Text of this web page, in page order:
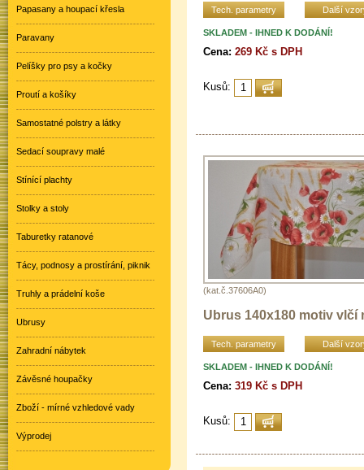
Tech. parametry Další
SKLADEM - IHNED K DODÁNÍ!
Cena: 269 Kč s DPH
Kusů:
(kat.č.37606A0)
Ubrus 140x180 motiv vlčí
Tech. parametry Další
SKLADEM - IHNED K DODÁNÍ!
Cena: 319 Kč s DPH
Kusů:
Papasany a houpací křesla
Paravany
Pelíšky pro psy a kočky
Proutí a košíky
Samostatné polstry a látky
Sedací soupravy malé
Stínící plachty
Stolky a stoly
Taburetky ratanové
Tácy, podnosy a prostírání, piknik
Truhly a prádelní koše
Ubrusy
Zahradní nábytek
Závěsné houpačky
Zboží - mírné vzhledové vady
Výprodej